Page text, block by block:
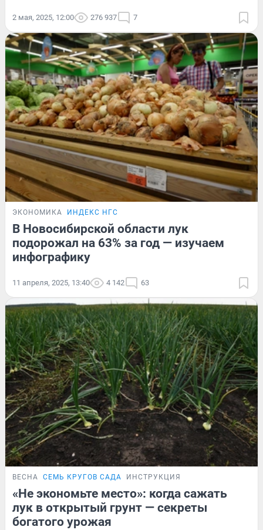
2 мая, 2025, 12:00 276 937 7
ЭКОНОМИКА ИНДЕКС НГС
В Новосибирской области лук
подорожал на 63% за год — изучаем
инфографику
11 апреля, 2025, 13:40 4 142 63
ВЕСНА СЕМЬ КРУГОВ САДА ИНСТРУКЦИЯ
«Не экономьте место»: когда сажать
лук в открытый грунт — секреты
богатого урожая